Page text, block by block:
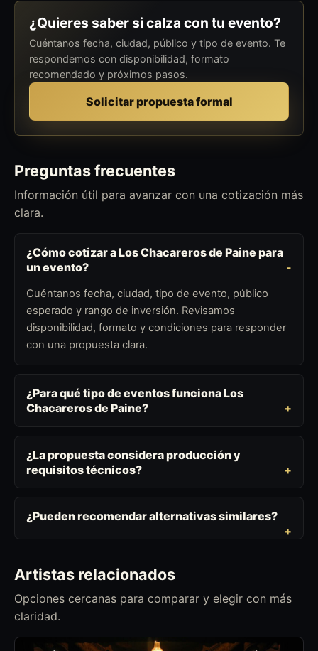
¿Quieres saber si calza con tu evento?
Cuéntanos fecha, ciudad, público y tipo de evento. Te
respondemos con disponibilidad, formato
recomendado y próximos pasos.
Solicitar propuesta formal
Preguntas frecuentes
Información útil para avanzar con una cotización más
clara.
¿Cómo cotizar a Los Chacareros de Paine para
un evento?
Cuéntanos fecha, ciudad, tipo de evento, público
esperado y rango de inversión. Revisamos
disponibilidad, formato y condiciones para responder
con una propuesta clara.
¿Para qué tipo de eventos funciona Los
Chacareros de Paine?
¿La propuesta considera producción y
requisitos técnicos?
¿Pueden recomendar alternativas similares?
Artistas relacionados
Opciones cercanas para comparar y elegir con más
claridad.